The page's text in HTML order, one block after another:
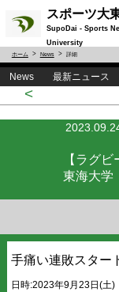
スポーツ大
SupoDai - Sports
University
ホーム News 詳細
News 最新ニュース
<
【ラグ
東海大学
手痛い連敗スター
日時:2023年9月23日(土)